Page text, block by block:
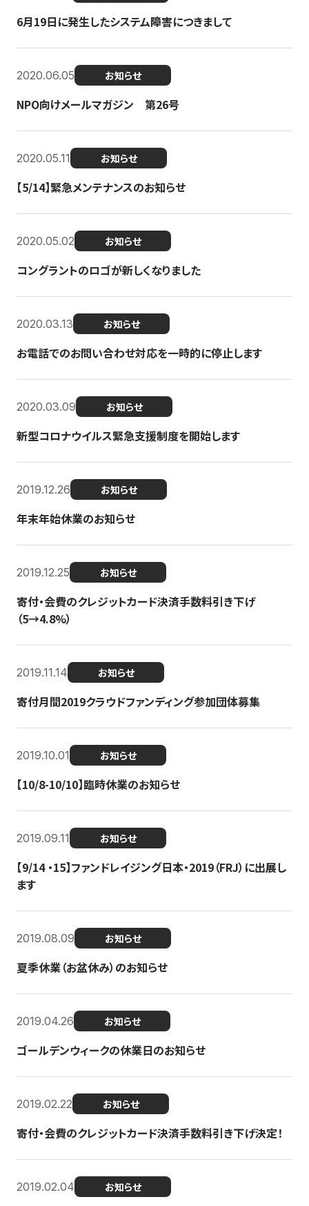
6月19日に発生したシステム障害につきまして
2020.06.05 お知らせ
NPO向けメールマガジン 第26号
2020.05.11 お知らせ
【5/14】緊急メンテナンスのお知らせ
2020.05.02 お知らせ
コングラントのロゴが新しくなりました
2020.03.13 お知らせ
お電話でのお問い合わせ対応を一時的に停止します
2020.03.09 お知らせ
新型コロナウイルス緊急支援制度を開始します
2019.12.26 お知らせ
年末年始休業のお知らせ
2019.12.25 お知らせ
寄付・会費のクレジットカード決済手数料引き下げ
（5→4.8%）
2019.11.14 お知らせ
寄付月間2019クラウドファンディング参加団体募集
2019.10.01 お知らせ
【10/8-10/10】臨時休業のお知らせ
2019.09.11 お知らせ
【9/14 ・15】ファンドレイジング日本・2019（FRJ）に出展し
ます
2019.08.09 お知らせ
夏季休業（お盆休み）のお知らせ
2019.04.26 お知らせ
ゴールデンウィークの休業日のお知らせ
2019.02.22 お知らせ
寄付・会費のクレジットカード決済手数料引き下げ決定！
2019.02.04 お知らせ